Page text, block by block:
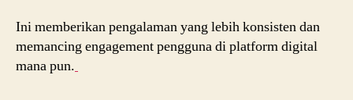
Ini memberikan pengalaman yang lebih konsisten dan
memancing engagement pengguna di platform digital
mana pun.